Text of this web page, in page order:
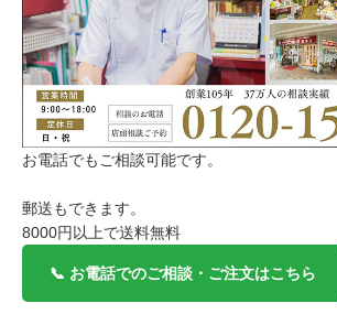
お電話でもご相談可能です。
郵送もできます。
8000円以上で送料無料
📞 お電話でのご相談・ご注文はこちら